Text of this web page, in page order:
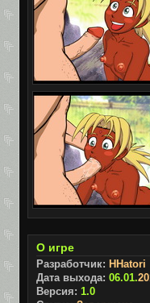
О игре
Разработчик: HHatori
Дата выхода: 06.01.
Версия: 1.0